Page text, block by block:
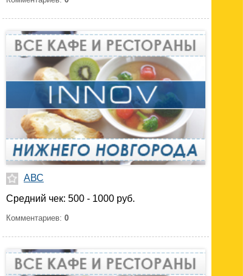
АВС
Средний чек: 500 - 1000 руб.
Комментариев: 0